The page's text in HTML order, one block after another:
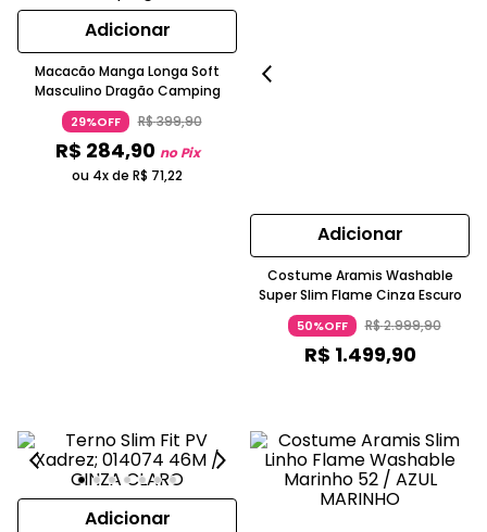
Adicionar
Macacão Manga Longa Soft
Masculino Dragão Camping
29%OFF R$399,90
R$ 284,90 no Pix
ou 4x de R$ 71,22
Adicionar
Costume Aramis Washable
Super Slim Flame Cinza Escuro
50%OFF R$2.999,90
R$ 1.499,90
Adicionar